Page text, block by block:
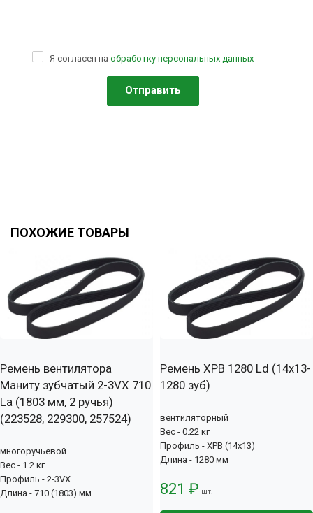
Я согласен на обработку персональных данных
ПОХОЖИЕ ТОВАРЫ
Ремень вентилятора
Маниту зубчатый 2-3VX 710
La (1803 мм, 2 ручья)
(223528, 229300, 257524)
многоручьевой
Вес - 1.2 кг
Профиль - 2-3VX
Длина - 710 (1803) мм
Ремень XPB 1280 Ld (14х13-
1280 зуб)
вентиляторный
Вес - 0.22 кг
Профиль - XPB (14x13)
Длина - 1280 мм
821 ₽ шт.